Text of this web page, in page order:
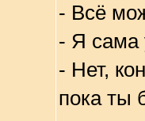
- Всё
- Я сама
- Нет,
пока ты